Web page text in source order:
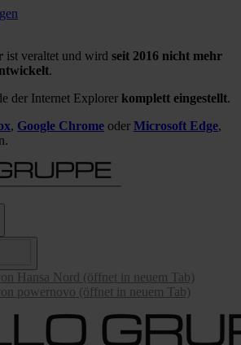
ist veraltet und wird seit 2016 nicht mehr
.
der Internet Explorer komplett eingestellt.
, Google Chrome oder Microsoft Edge,